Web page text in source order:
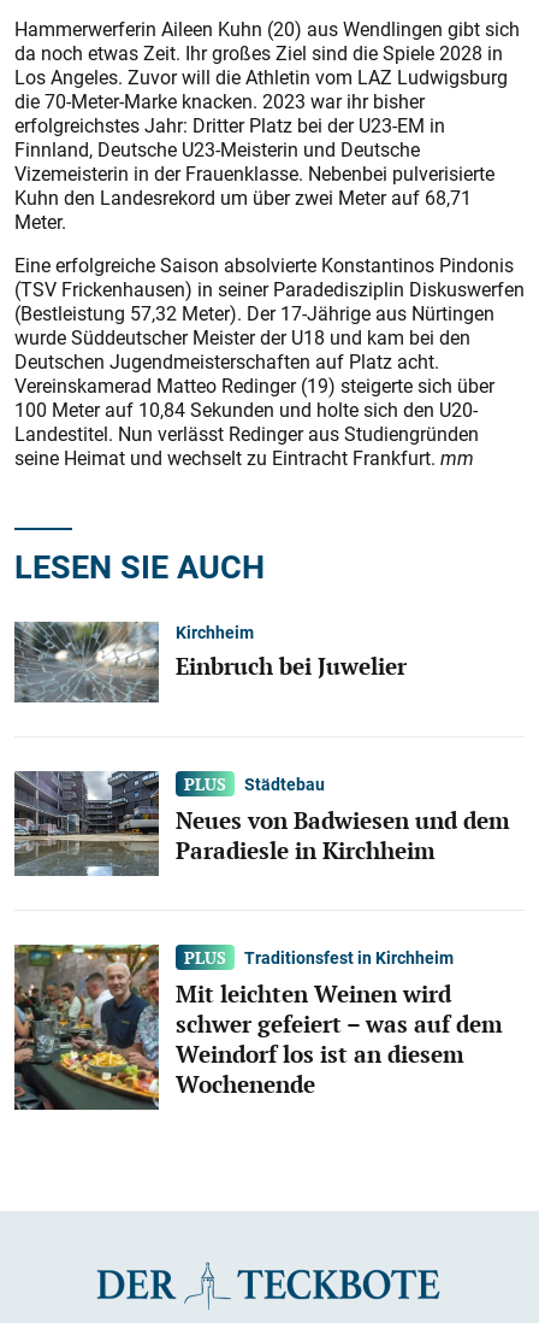
Hammerwerferin Aileen Kuhn (20) aus Wendlingen gibt sich
da noch etwas Zeit. Ihr großes Ziel sind die Spiele 2028 in
Los Angeles. Zuvor will die Athletin vom LAZ Ludwigsburg
die 70-Meter-Marke knacken. 2023 war ihr bisher
erfolgreichstes Jahr: Dritter Platz bei der U23-EM in
Finnland, Deutsche U23-Meisterin und Deutsche
Vizemeisterin in der Frauenklasse. Nebenbei pulverisierte
Kuhn den Landesrekord um über zwei Meter auf 68,71
Meter.
Eine erfolgreiche Saison absolvierte Konstantinos Pindonis
(TSV Frickenhausen) in seiner Paradedisziplin Diskuswerfen
(Bestleistung 57,32 Meter). Der 17-Jährige aus Nürtingen
wurde Süddeutscher Meister der U18 und kam bei den
Deutschen Jugendmeisterschaften auf Platz acht.
Vereinskamerad Matteo Redinger (19) steigerte sich über
100 Meter auf 10,84 Sekunden und holte sich den U20-
Landestitel. Nun verlässt Redinger aus Studiengründen
seine Heimat und wechselt zu Eintracht Frankfurt. mm
LESEN SIE AUCH
Kirchheim
Einbruch bei Juwelier
Städtebau
Neues von Badwiesen und dem
Paradiesle in Kirchheim
Traditionsfest in Kirchheim
Mit leichten Weinen wird
schwer gefeiert – was auf dem
Weindorf los ist an diesem
Wochenende